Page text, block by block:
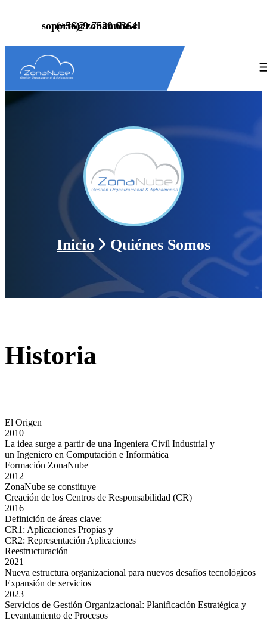
soporte@zonanube.cl
(+56) 9 7520 6364
Inicio Quiénes Somos
Historia
El Origen
2010
La idea surge a partir de una Ingeniera Civil Industrial y
un Ingeniero en Computación e Informática
Formación ZonaNube
2012
ZonaNube se constituye
Creación de los Centros de Responsabilidad (CR)
2016
Definición de áreas clave:
CR1: Aplicaciones Propias y
CR2: Representación Aplicaciones
Reestructuración
2021
Nueva estructura organizacional para nuevos desafíos tecnológicos
Expansión de servicios
2023
Servicios de Gestión Organizacional: Planificación Estratégica y
Levantamiento de Procesos